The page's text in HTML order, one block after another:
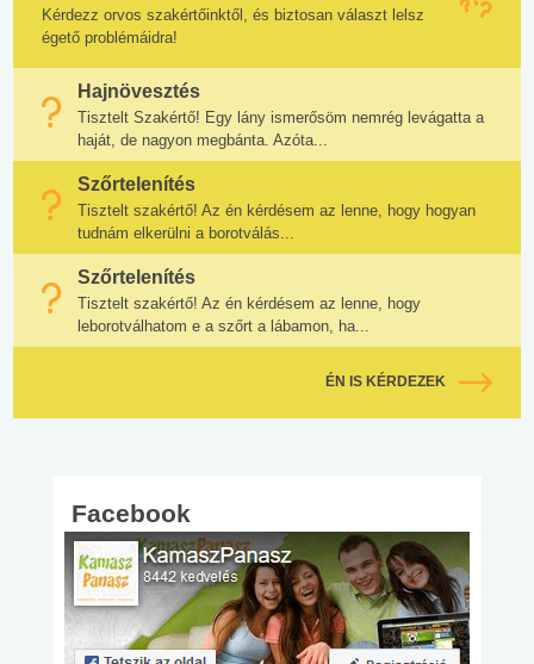
Kérdezz orvos szakértőinktől, és biztosan választ lelsz
égető problémáidra!
Hajnövesztés
Tisztelt Szakértő! Egy lány ismerősöm nemrég levágatta a
haját, de nagyon megbánta. Azóta...
Szőrtelenítés
Tisztelt szakértő! Az én kérdésem az lenne, hogy hogyan
tudnám elkerülni a borotválás...
Szőrtelenítés
Tisztelt szakértő! Az én kérdésem az lenne, hogy
leborotválhatom e a szőrt a lábamon, ha...
ÉN IS KÉRDEZEK
Facebook